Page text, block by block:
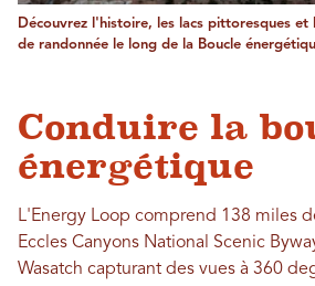
Découvrez l'histoire, les lacs pittoresques et
de randonnée le long de la Boucle
Conduire la
énergétique
L'Energy Loop comprend 138 miles
Eccles Canyons National Scenic
Wasatch capturant des vues à 360